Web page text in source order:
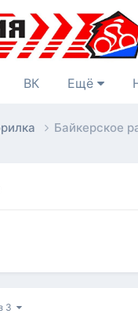
ВК Ещё
Байкерское
3